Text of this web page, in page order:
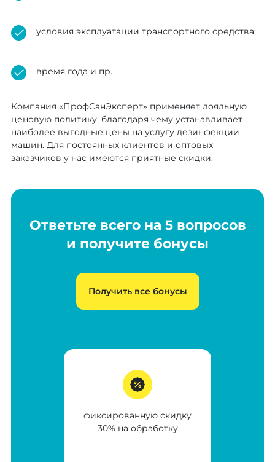
условия эксплуатации транспортного средства;
время года и пр.
Компания «ПрофСанЭксперт» применяет лояльную
ценовую политику, благодаря чему устанавливает
наиболее выгодные цены на услугу дезинфекции
машин. Для постоянных клиентов и оптовых
заказчиков у нас имеются приятные скидки.
Ответьте всего на 5 вопросов
и получите бонусы
Получить все бонусы
фиксированную скидку
30% на обработку